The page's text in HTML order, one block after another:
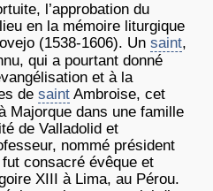
l’approbation du
en la mémoire liturgique
(1538-1606). Un saint,
qui a pourtant donné
et à la
de saint Ambroise, cet
Majorque dans une famille
de Valladolid et
nommé président
consacré évêque et
XIII à Lima, au Pérou.